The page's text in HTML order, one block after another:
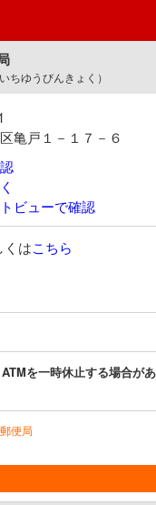
ちゆうびんきょく）
亀戸１－１７－６
ビューで確認
はこちら
を一時休止する場合があ
郵便局